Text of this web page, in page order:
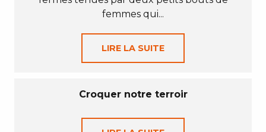
femmes qui...
LIRE LA SUITE
Croquer notre terroir